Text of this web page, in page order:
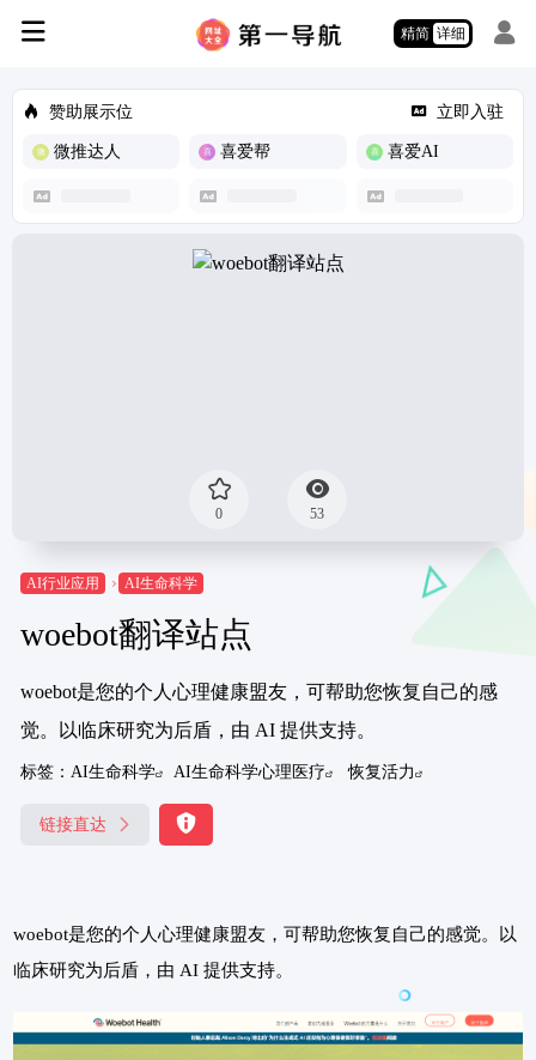
精简 详细
赞助展示位 立即入驻
微推达人 喜爱帮 喜爱AI
0 53
AI行业应用 AI生命科学
woebot翻译站点
woebot是您的个人心理健康盟友，可帮助您恢复自己的感
觉。以临床研究为后盾，由 AI 提供支持。
标签： AI生命科学 AI生命科学心理医疗 恢复活力
链接直达
woebot是您的个人心理健康盟友，可帮助您恢复自己的感觉。以
临床研究为后盾，由 AI 提供支持。